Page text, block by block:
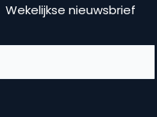
Wekelijkse nieuwsbrief